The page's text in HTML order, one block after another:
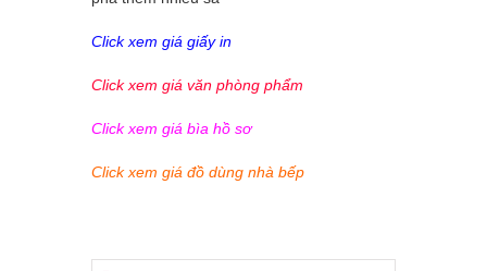
Click xem giá giấy in
Click xem giá văn phòng phẩm
Click xem giá bìa hồ sơ
Click xem giá đồ dùng nhà bếp